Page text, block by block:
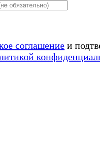
соглашение и